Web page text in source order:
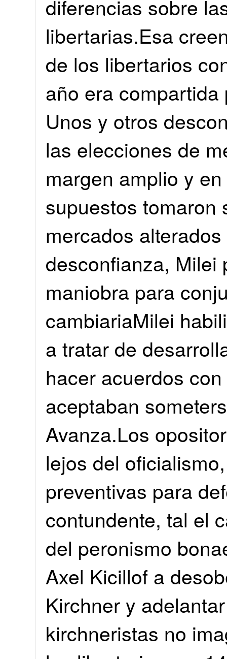
diferencias sobre
libertarias.Esa
de los libertarios
año era
Unos y otros
las elecciones de
margen amplio y
supuestos tomaron
mercados
desconfianza, Milei
maniobra para
cambiariaMilei
a tratar de
hacer acuerdos
aceptaban
Avanza.Los
lejos del
preventivas para
contundente, tal el
del peronismo
Axel Kicillof a
Kirchner y
kirchneristas no